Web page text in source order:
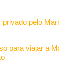
pelo
para viajar a